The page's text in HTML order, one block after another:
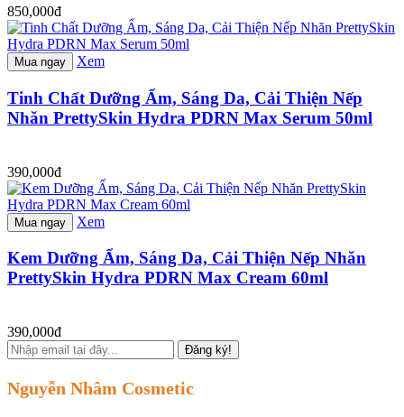
850,000đ
Mua ngay Xem
Tinh Chất Dưỡng Ẩm, Sáng Da, Cải Thiện Nếp
Nhăn PrettySkin Hydra PDRN Max Serum 50ml
390,000đ
Mua ngay Xem
Kem Dưỡng Ẩm, Sáng Da, Cải Thiện Nếp Nhăn
PrettySkin Hydra PDRN Max Cream 60ml
390,000đ
Đăng ký!
Nguyễn Nhâm Cosmetic